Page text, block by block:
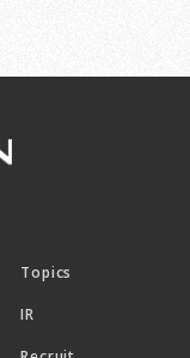
Topics
IR